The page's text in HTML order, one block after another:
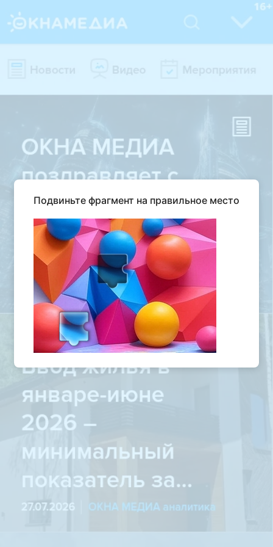
Подвиньте фрагмент на правильное место